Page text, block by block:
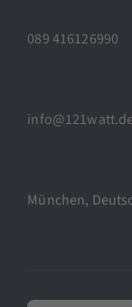
089 416126990
info@121watt.de
München,